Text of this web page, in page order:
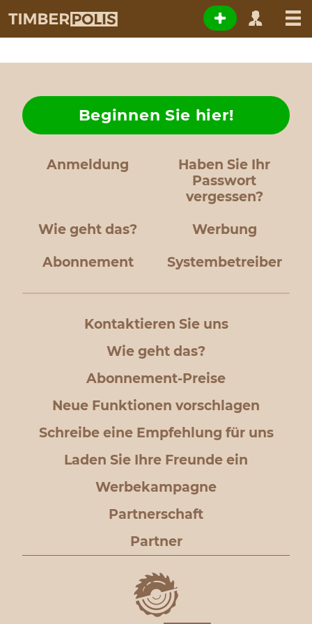
Anmeldung
Haben Sie Ihr
Passwort
vergessen?
Wie geht das?
Beginnen Sie hier!
Werbung
Abonnement Systembetreiber
Kontaktieren Sie uns
Wie geht das?
Abonnement-Preise
Neue Funktionen vorschlagen
Schreibe eine Empfehlung für uns
Laden Sie Ihre Freunde ein
Werbekampagne
Partnerschaft
Partner